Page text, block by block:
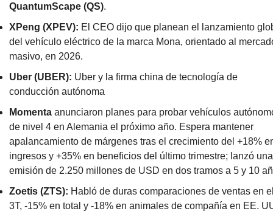
QuantumScape (QS).
XPeng (XPEV): El CEO dijo que planean el lanzamiento
del vehículo eléctrico de la marca Mona, orientado al
masivo, en 2026.
Uber (UBER): Uber y la firma china de tecnología de
conducción autónoma
Momenta anunciaron planes para probar vehículos
de nivel 4 en Alemania el próximo año. Espera mantener
apalancamiento de márgenes tras el crecimiento del +18%
ingresos y +35% en beneficios del último trimestre; lanzó una
emisión de 2.250 millones de USD en dos tramos a 5 y 10
Zoetis (ZTS): Habló de duras comparaciones de ventas en
3T, -15% en total y -18% en animales de compañía en EE.